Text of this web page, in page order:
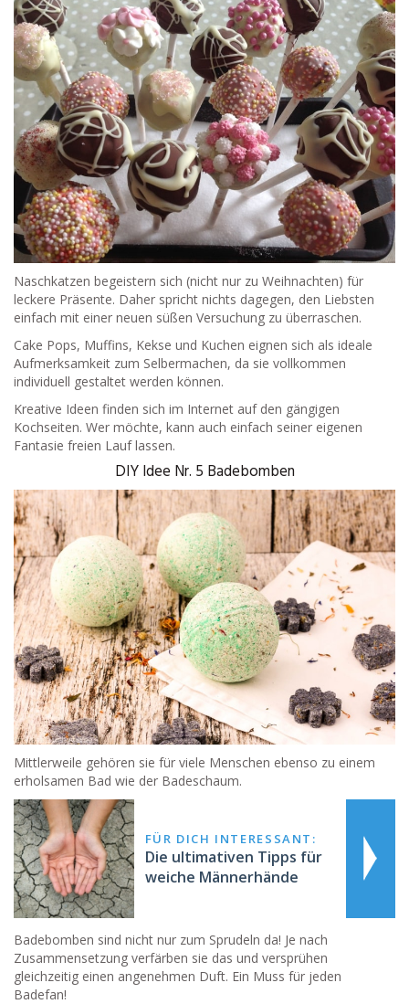
Naschkatzen begeistern sich (nicht nur zu Weihnachten) für
leckere Präsente. Daher spricht nichts dagegen, den Liebsten
einfach mit einer neuen süßen Versuchung zu überraschen.
Cake Pops, Muffins, Kekse und Kuchen eignen sich als ideale
Aufmerksamkeit zum Selbermachen, da sie vollkommen
individuell gestaltet werden können.
Kreative Ideen finden sich im Internet auf den gängigen
Kochseiten. Wer möchte, kann auch einfach seiner eigenen
Fantasie freien Lauf lassen.
DIY Idee Nr. 5 Badebomben
Mittlerweile gehören sie für viele Menschen ebenso zu einem
erholsamen Bad wie der Badeschaum.
FÜR DICH INTERESSANT:
Die ultimativen Tipps für
weiche Männerhände
Badebomben sind nicht nur zum Sprudeln da! Je nach
Zusammensetzung verfärben sie das und versprühen
gleichzeitig einen angenehmen Duft. Ein Muss für jeden
Badefan!